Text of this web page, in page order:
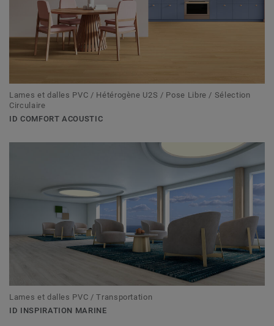
Lames et dalles PVC / Hétérogène U2S / Pose Libre / Sélection
Circulaire
ID COMFORT ACOUSTIC
Lames et dalles PVC / Transportation
ID INSPIRATION MARINE